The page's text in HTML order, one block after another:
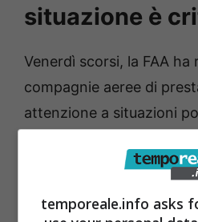
situazione è
Venerdì scorsi, la FAA
compagnie aeree di
attenzione a situazioni
attività militari in attoin
dall’esercito americano
temporeale.info asks